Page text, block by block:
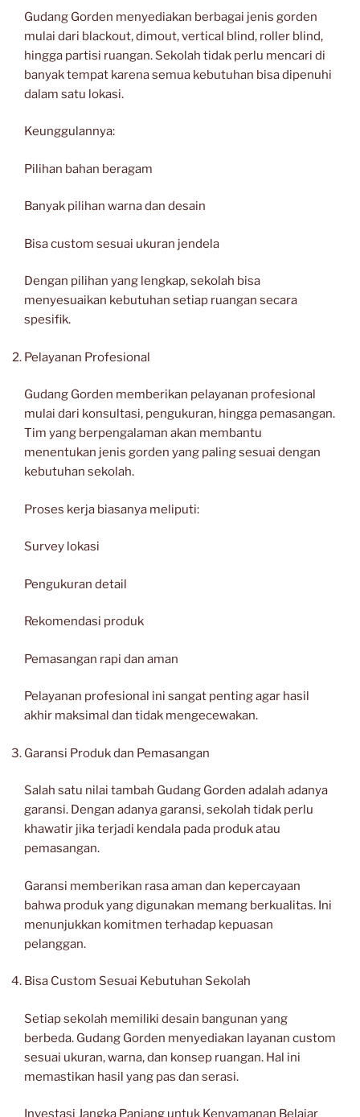
Gudang Gorden menyediakan berbagai jenis gorden
mulai dari blackout, dimout, vertical blind, roller blind,
hingga partisi ruangan. Sekolah tidak perlu mencari di
banyak tempat karena semua kebutuhan bisa dipenuhi
dalam satu lokasi.
Keunggulannya:
Pilihan bahan beragam
Banyak pilihan warna dan desain
Bisa custom sesuai ukuran jendela
Dengan pilihan yang lengkap, sekolah bisa
menyesuaikan kebutuhan setiap ruangan secara
spesifik.
Pelayanan Profesional
Gudang Gorden memberikan pelayanan profesional
mulai dari konsultasi, pengukuran, hingga pemasangan.
Tim yang berpengalaman akan membantu
menentukan jenis gorden yang paling sesuai dengan
kebutuhan sekolah.
Proses kerja biasanya meliputi:
Survey lokasi
Pengukuran detail
Rekomendasi produk
Pemasangan rapi dan aman
Pelayanan profesional ini sangat penting agar hasil
akhir maksimal dan tidak mengecewakan.
Garansi Produk dan Pemasangan
Salah satu nilai tambah Gudang Gorden adalah adanya
garansi. Dengan adanya garansi, sekolah tidak perlu
khawatir jika terjadi kendala pada produk atau
pemasangan.
Garansi memberikan rasa aman dan kepercayaan
bahwa produk yang digunakan memang berkualitas. Ini
menunjukkan komitmen terhadap kepuasan
pelanggan.
Bisa Custom Sesuai Kebutuhan Sekolah
Setiap sekolah memiliki desain bangunan yang
berbeda. Gudang Gorden menyediakan layanan custom
sesuai ukuran, warna, dan konsep ruangan. Hal ini
memastikan hasil yang pas dan serasi.
Investasi Jangka Panjang untuk Kenyamanan Belajar